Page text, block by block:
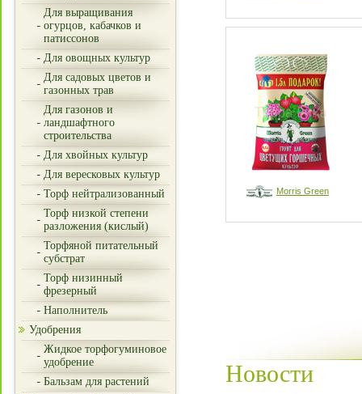
Для выращивания
огурцов, кабачков и
патиссонов
Для овощных культур
Для садовых цветов и
газонных трав
Для газонов и
ландшафтного
строительства
Для хвойных культур
Для вересковых культур
Торф нейтрализованный
Торф низкой степени
разложения (кислый)
Торфяной питательный
субстрат
Торф низинный
фрезерный
Наполнитель
Удобрения
Жидкое торфогуминовое
удобрение
Бальзам для растений
Morris Green
Новости